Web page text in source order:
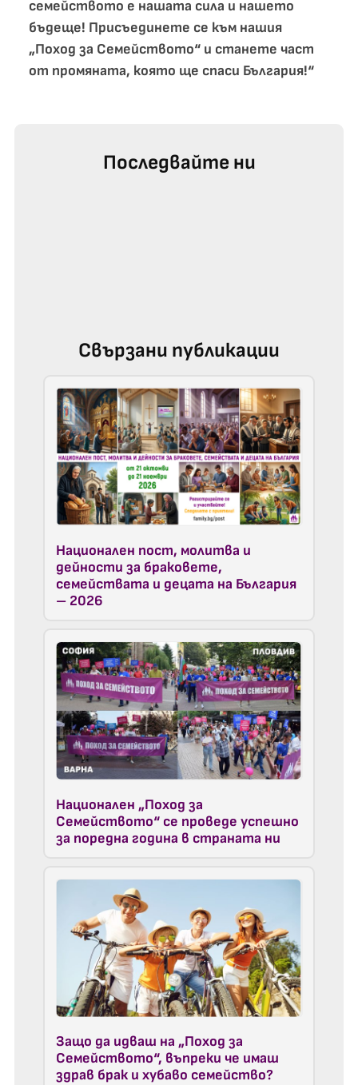
семейството е нашата сила и нашето
бъдеще! Присъединете се към нашия
„Поход за Семейството“ и станете част
от промяната, която ще спаси България!“
Последвайте ни
Свързани публикации
Национален пост, молитва и
дейности за браковете,
семействата и децата на България
– 2026
Национален „Поход за
Семейството“ се проведе успешно
за поредна година в страната ни
Защо да идваш на „Поход за
Семейството“, въпреки че имаш
здрав брак и хубаво семейство?